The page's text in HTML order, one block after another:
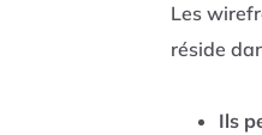
Les
réside
Ils